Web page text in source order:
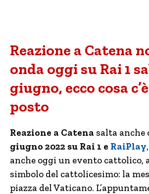
Reazione a Catena
onda oggi su Rai 1
giugno, ecco cosa
posto
Reazione a Catena salta anche
giugno 2022 su Rai 1 e RaiPlay
anche oggi un evento cattolico,
simbolo del cattolicesimo: la
piazza del Vaticano.